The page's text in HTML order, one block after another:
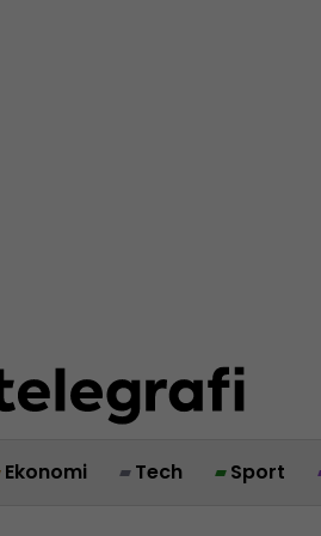
Ekonomi Tech Sport